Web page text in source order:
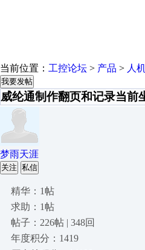
当前位置： 工控论坛 > 产品 > 人
我要发帖
威纶通制作翻页和记录当前
梦雨天涯
关注 私信
精华：1帖
求助：1帖
帖子：226帖 | 348回
年度积分：1419